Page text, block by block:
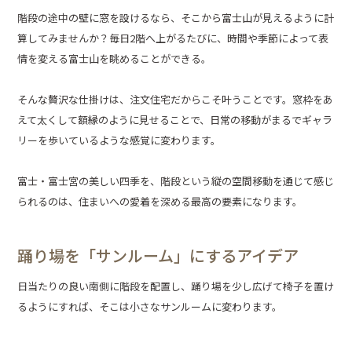
階段の途中の壁に窓を設けるなら、そこから富士山が見えるように計
算してみませんか？毎日2階へ上がるたびに、時間や季節によって表
情を変える富士山を眺めることができる。
そんな贅沢な仕掛けは、注文住宅だからこそ叶うことです。窓枠をあ
えて太くして額縁のように見せることで、日常の移動がまるでギャラ
リーを歩いているような感覚に変わります。
富士・富士宮の美しい四季を、階段という縦の空間移動を通じて感じ
られるのは、住まいへの愛着を深める最高の要素になります。
踊り場を「サンルーム」にするアイデア
日当たりの良い南側に階段を配置し、踊り場を少し広げて椅子を置け
るようにすれば、そこは小さなサンルームに変わります。